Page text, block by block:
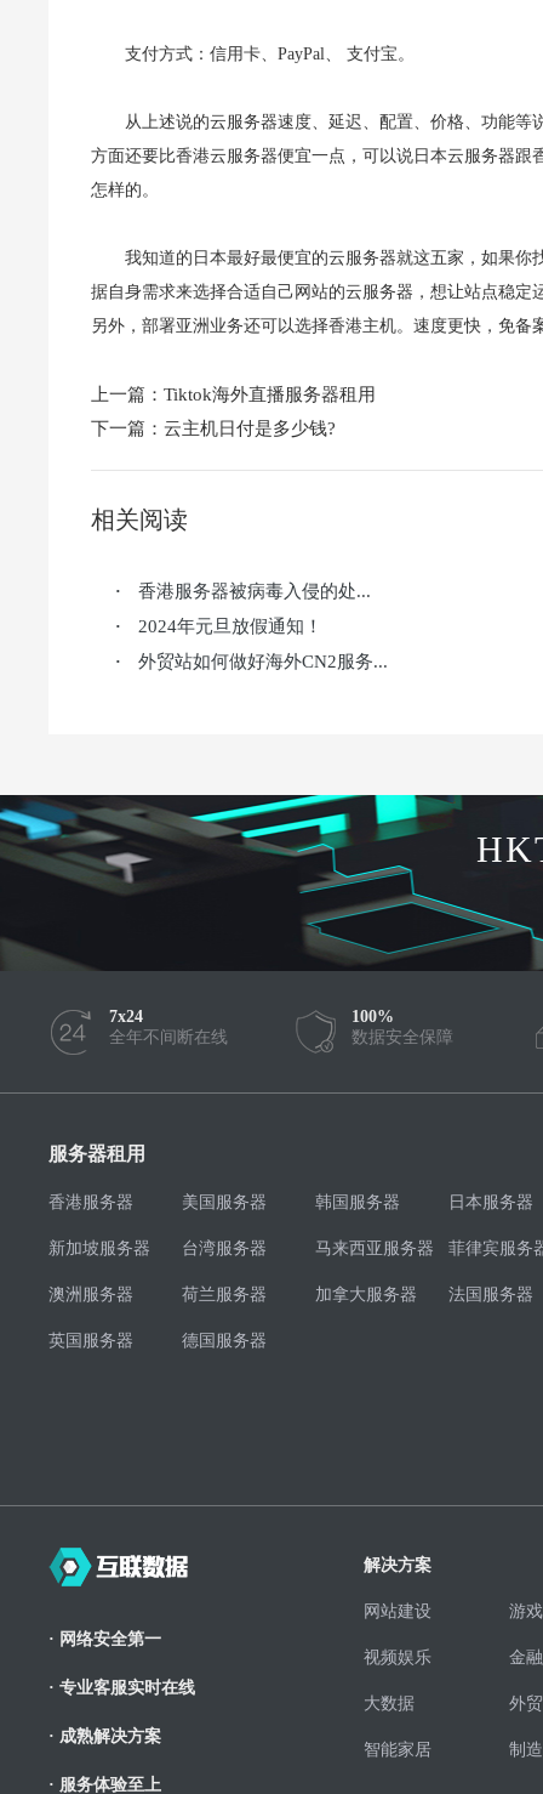
支付方式：信用卡、PayPal、 支付宝。
从上述说的云服务器速度、延迟、配置、价格、功能
方面还要比香港云服务器便宜一点，可以说日本云服务器
怎样的。
我知道的日本最好最便宜的云服务器就这五家，如果
据自身需求来选择合适自己网站的云服务器，想让站点稳
另外，部署亚洲业务还可以选择香港主机。速度更快，免备
上一篇： Tiktok海外直播服务器租用
下一篇： 云主机日付是多少钱?
相关阅读
· 香港服务器被病毒入侵的处...
· 2024年元旦放假通知！
· 外贸站如何做好海外CN2服务...
7x24
全年不间断在线
100%
数据安全保障
服务器租用
香港服务器 美国服务器 韩国服务器 日本服务器
新加坡服务器 台湾服务器 马来西亚服务器 菲律宾服务
澳洲服务器 荷兰服务器 加拿大服务器 法国服务器
英国服务器 德国服务器
· 网络安全第一
· 专业客服实时在线
· 成熟解决方案
· 服务体验至上
解决方案
网站建设 游
视频娱乐 金
大数据 外
智能家居 制